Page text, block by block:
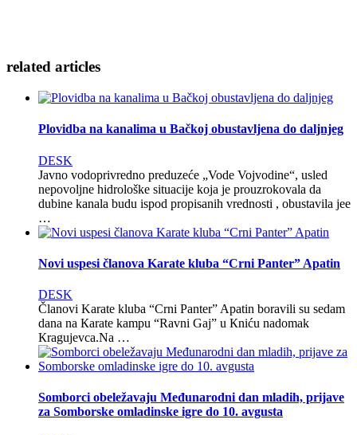
related articles
Plovidba na kanalima u Bačkoj obustavljena do daljnjeg
DESK
Javno vodoprivredno preduzeće „Vode Vojvodine“, usled
nepovoljne hidrološke situacije koja je prouzrokovala da
dubine kanala budu ispod propisanih vrednosti , obustavila jee
…
Novi uspesi članova Karate kluba “Crni Panter” Apatin
DESK
Članovi Karate kluba “Crni Panter” Apatin boravili su sedam
dana na Кarate kampu “Ravni Gaj” u Кniću nadomak
Кragujevca.Na …
Somborci obeležavaju Međunarodni dan mladih, prijave
za Somborske omladinske igre do 10. avgusta